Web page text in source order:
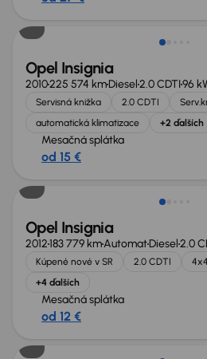
Opel Insignia
2010225 574 kmDiesel2.0 CDTI96
Servisná knižka 2.0 CDTI
automatická klimatizace
+2 ďalších
Mesačná splátka
od 15 €
Zlacnené o 1 300 €
Opel Insignia
2012183 779 kmAutomatDiesel2.0
Kúpené nové v SR 2.0 CDTI 4x4
+4 ďalších
Mesačná splátka
od 12 €